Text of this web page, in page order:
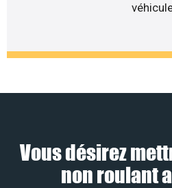
Vous désirez
non roulant